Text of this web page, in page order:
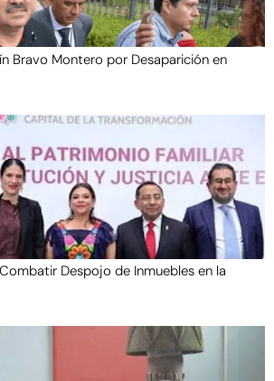
Bravo Montero por Desaparición en
Despojo de Inmuebles en la